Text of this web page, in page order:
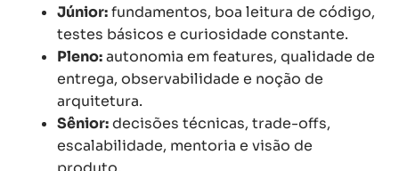
Júnior:fundamentos, boa leitura de código,
testes básicos e curiosidade constante.
Pleno:autonomia em features, qualidade de
entrega, observabilidade e noção de
arquitetura.
Sênior:decisões técnicas, trade-offs,
escalabilidade, mentoria e visão de